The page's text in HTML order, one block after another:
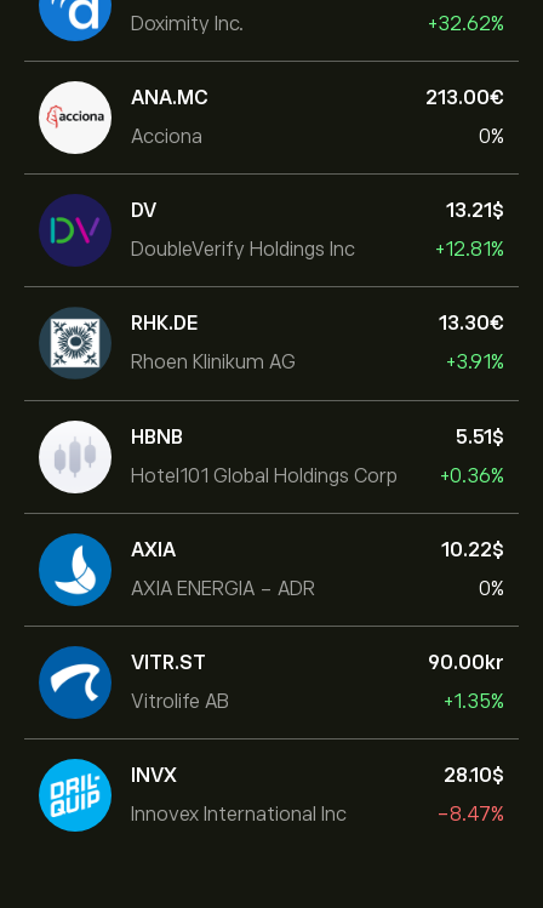
Doximity Inc.
+32.62%
ANA.MC
Acciona
213.00‎€‎
0%
DV
DoubleVerify Holdings Inc
13.21‎$‎
+12.81%
RHK.DE
Rhoen Klinikum AG
13.30‎€‎
+3.91%
HBNB
Hotel101 Global Holdings Corp
5.51‎$‎
+0.36%
AXIA
AXIA ENERGIA - ADR
10.22‎$‎
0%
VITR.ST
Vitrolife AB
90.00‎kr‎
+1.35%
INVX
Innovex International Inc
28.10‎$‎
-8.47%